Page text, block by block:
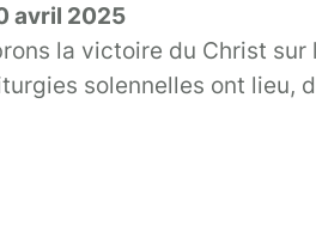
avril 2025
la victoire du Christ
solennelles ont lieu,